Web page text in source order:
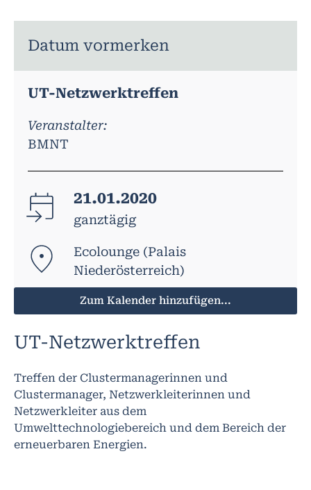
Datum vormerken
UT-Netzwerktreffen
Veranstalter:
BMNT
21.01.2020
ganztägig
Ecolounge (Palais
Niederösterreich)
Zum Kalender hinzufügen...
UT-Netzwerktreffen
Treffen der Clustermanagerinnen und
Clustermanager, Netzwerkleiterinnen und
Netzwerkleiter aus dem
Umwelttechnologiebereich und dem Bereich der
erneuerbaren Energien.